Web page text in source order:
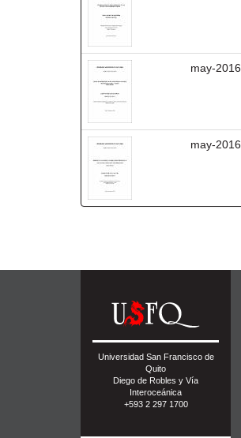
may-2016
may-2016
Universidad San Francisco de
Quito
Diego de Robles y Vía
Interoceánica
+593 2 297 1700